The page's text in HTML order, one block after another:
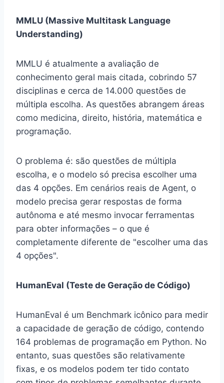
MMLU (Massive Multitask Language
Understanding)
MMLU é atualmente a avaliação de
conhecimento geral mais citada, cobrindo 57
disciplinas e cerca de 14.000 questões de
múltipla escolha. As questões abrangem áreas
como medicina, direito, história, matemática e
programação.
O problema é: são questões de múltipla
escolha, e o modelo só precisa escolher uma
das 4 opções. Em cenários reais de Agent, o
modelo precisa gerar respostas de forma
autônoma e até mesmo invocar ferramentas
para obter informações – o que é
completamente diferente de "escolher uma das
4 opções".
HumanEval (Teste de Geração de Código)
HumanEval é um Benchmark icônico para medir
a capacidade de geração de código, contendo
164 problemas de programação em Python. No
entanto, suas questões são relativamente
fixas, e os modelos podem ter tido contato